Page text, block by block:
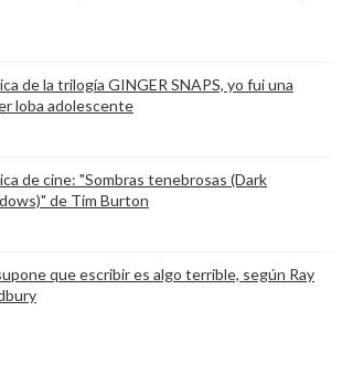
de la trilogía GINGER SNAPS, yo fui una
loba adolescente
de cine: "Sombras tenebrosas (Dark
de Tim Burton
que escribir es algo terrible, según Ray